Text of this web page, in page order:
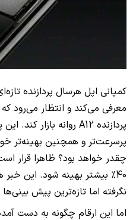
کمپانی اپل هرسال پردازنده
پردازنده A12 روانه بازار کند.
پرسرعت‌تر و همچنین بهینه‌تر
چقدر خواهد بود؟ ظاهرا قرار
40% بیشتر بهینه شود. این خبر
نگرفته اما تازه‌ترین پیش
اما این ارقام چگونه به دست